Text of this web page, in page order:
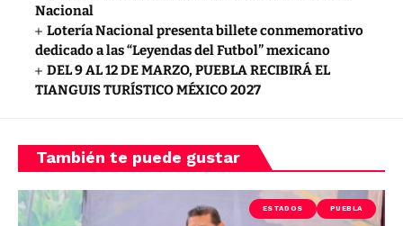
Nacional
Lotería Nacional presenta billete conmemorativo
dedicado a las “Leyendas del Futbol” mexicano
DEL 9 AL 12 DE MARZO, PUEBLA RECIBIRÁ EL
TIANGUIS TURÍSTICO MÉXICO 2027
También te puede gustar
ESTADOS PUEBLA